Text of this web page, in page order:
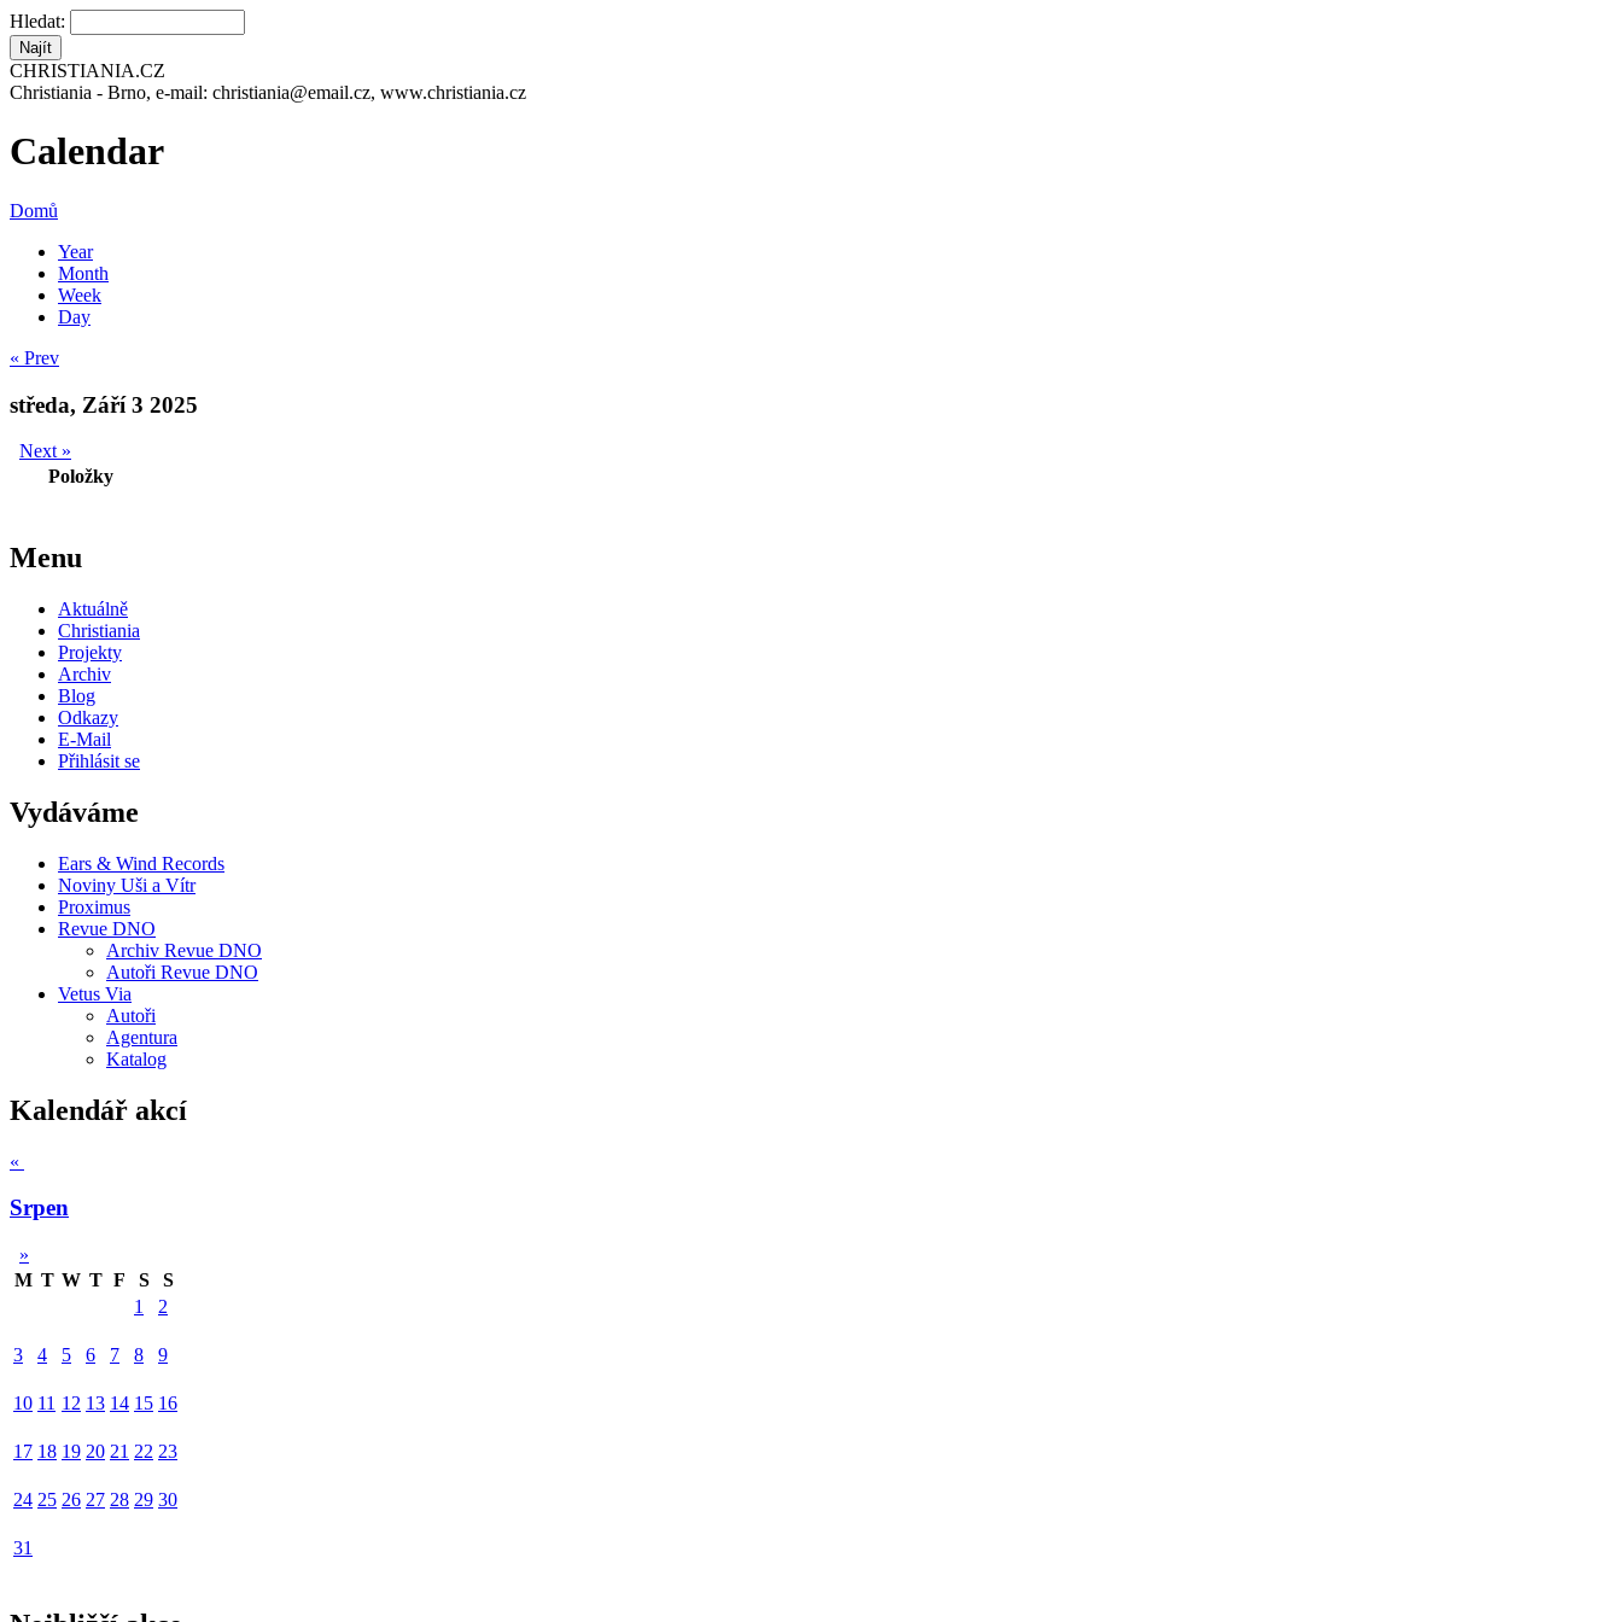
Hledat:
CHRISTIANIA.CZ
Christiania - Brno, e-mail: christiania@email.cz, www.christiania.cz
Calendar
Domů
Year
Month
Week
Day
« Prev
středa, Září 3 2025
Next »
Položky
Menu
Aktuálně
Christiania
Projekty
Archiv
Blog
Odkazy
E-Mail
Přihlásit se
Vydáváme
Ears & Wind Records
Noviny Uši a Vítr
Proximus
Revue DNO
Archiv Revue DNO
Autoři Revue DNO
Vetus Via
Autoři
Agentura
Katalog
Kalendář akcí
«
Srpen
»
M T W T F S
S
1
2
3 4 5 6 7 8 9
10 11 12 13 14 15 16
17 18 19 20 21 22 23
24 25 26 27 28 29 30
31